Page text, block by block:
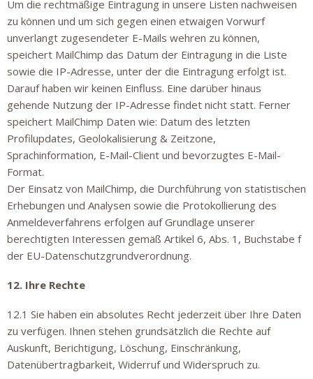
Um die rechtmäßige Eintragung in unsere Listen nachweisen
zu können und um sich gegen einen etwaigen Vorwurf
unverlangt zugesendeter E-Mails wehren zu können,
speichert MailChimp das Datum der Eintragung in die Liste
sowie die IP-Adresse, unter der die Eintragung erfolgt ist.
Darauf haben wir keinen Einfluss. Eine darüber hinaus
gehende Nutzung der IP-Adresse findet nicht statt. Ferner
speichert MailChimp Daten wie: Datum des letzten
Profilupdates, Geolokalisierung & Zeitzone,
Sprachinformation, E-Mail-Client und bevorzugtes E-Mail-
Format.
Der Einsatz von MailChimp, die Durchführung von statistischen
Erhebungen und Analysen sowie die Protokollierung des
Anmeldeverfahrens erfolgen auf Grundlage unserer
berechtigten Interessen gemäß Artikel 6, Abs. 1, Buchstabe f
der EU-Datenschutzgrundverordnung.
12. Ihre Rechte
12.1 Sie haben ein absolutes Recht jederzeit über Ihre Daten
zu verfügen. Ihnen stehen grundsätzlich die Rechte auf
Auskunft, Berichtigung, Löschung, Einschränkung,
Datenübertragbarkeit, Widerruf und Widerspruch zu.